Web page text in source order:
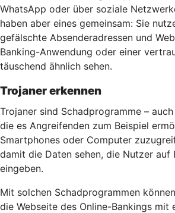
WhatsApp oder über soziale
haben aber eines gemeinsam: Sie
gefälschte Absenderadressen und
Banking-Anwendung oder einer
täuschend ähnlich sehen.
Trojaner erkennen
Trojaner sind Schadprogramme –
die es Angreifenden zum Beispiel
Smartphones oder Computer
damit die Daten sehen, die Nutzer auf
eingeben.
Mit solchen Schadprogrammen
die Webseite des Online-Bankings mit